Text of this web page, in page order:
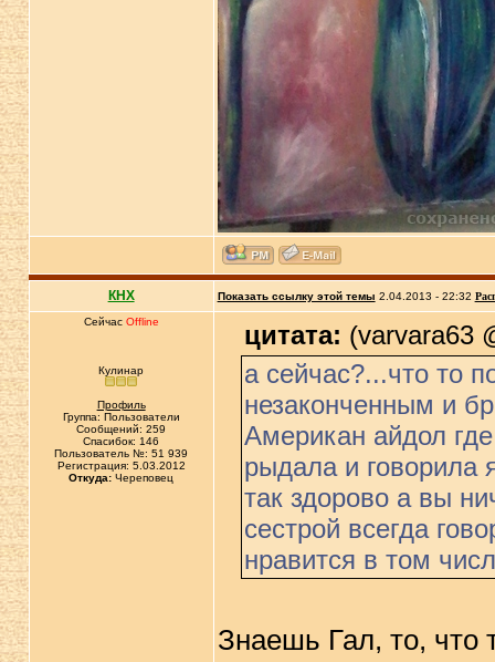
КНХ Показать ссылку этой темы 2.04.2013 - 22:32
Сейчас Offline
Кулинар
Профиль
Группа: Пользователи
Сообщений: 259
Спасибок: 146
Пользователь №: 51 939
Регистрация: 5.03.2012
Откуда: Череповец
цитата: (varvara63
а сейчас?...что то
незаконченным и
Американ айдол
рыдала и говорила
так здорово а вы
сестрой всегда
нравится в том
Знаешь Гал, то, что